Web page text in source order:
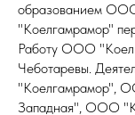
образованием
"Коелгамрамор"
Работу ООО
Чеботаревы.
"Коелгамрамор",
Западная", ООО